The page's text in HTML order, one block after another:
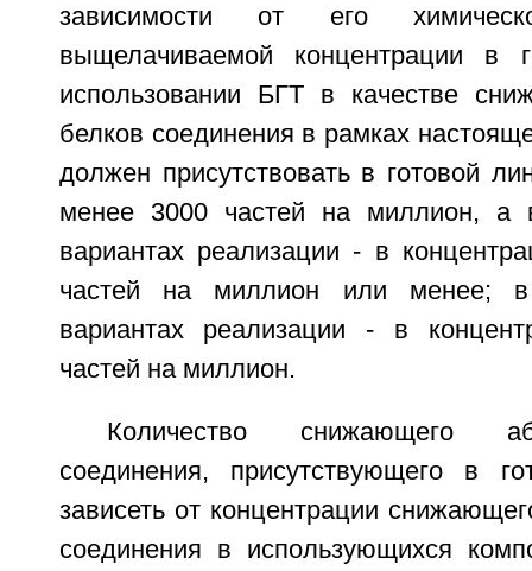
зависимости от его
выщелачиваемой концентрации в
использовании БГТ в качестве
белков соединения в рамках
должен присутствовать в готовой
менее 3000 частей на миллион, а
вариантах реализации - в
частей на миллион или менее; в
вариантах реализации - в
частей на миллион.
Количество снижающего
соединения, присутствующего в
зависеть от концентрации
соединения в использующихся